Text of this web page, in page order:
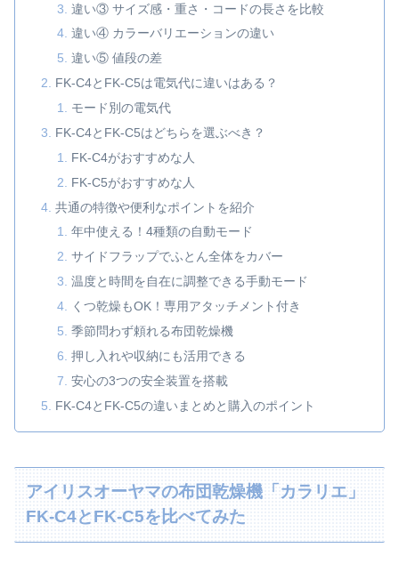
違い③ サイズ感・重さ・コードの長さを比較
違い④ カラーバリエーションの違い
違い⑤ 値段の差
FK‑C4とFK‑C5は電気代に違いはある？
モード別の電気代
FK‑C4とFK‑C5はどちらを選ぶべき？
FK‑C4がおすすめな人
FK‑C5がおすすめな人
共通の特徴や便利なポイントを紹介
年中使える！4種類の自動モード
サイドフラップでふとん全体をカバー
温度と時間を自在に調整できる手動モード
くつ乾燥もOK！専用アタッチメント付き
季節問わず頼れる布団乾燥機
押し入れや収納にも活用できる
安心の3つの安全装置を搭載
FK‑C4とFK‑C5の違いまとめと購入のポイント
アイリスオーヤマの布団乾燥機「カラリエ」
FK‑C4とFK‑C5を比べてみた